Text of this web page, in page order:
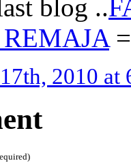
blog ..
2010 at